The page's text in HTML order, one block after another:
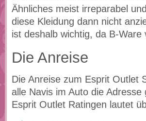
Ähnliches meist irreparabel
diese Kleidung dann nicht
ist deshalb wichtig, da B-
Die Anreise
Die Anreise zum Esprit Outlet
alle Navis im Auto die
Esprit Outlet Ratingen lautet